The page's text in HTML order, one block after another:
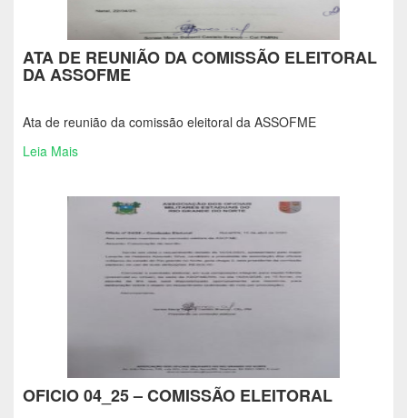
ATA DE REUNIÃO DA COMISSÃO ELEITORAL
DA ASSOFME
Ata de reunião da comissão eleitoral da ASSOFME
Leia Mais
OFICIO 04_25 – COMISSÃO ELEITORAL